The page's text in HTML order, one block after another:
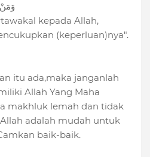
kepada Allah,
(keperluan)nya".
itu ada,maka janganlah
Allah Yang Maha
makhluk lemah dan tidak
adalah mudah untuk
baik-baik.